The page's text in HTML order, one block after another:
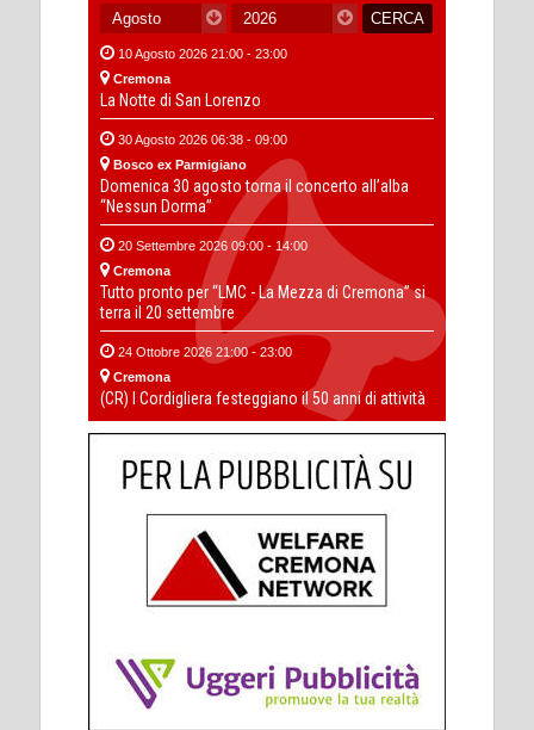
10 Agosto 2026 21:00 - 23:00
Cremona
La Notte di San Lorenzo
30 Agosto 2026 06:38 - 09:00
Bosco ex Parmigiano
Domenica 30 agosto torna il concerto all’alba
“Nessun Dorma”
20 Settembre 2026 09:00 - 14:00
Cremona
Tutto pronto per “LMC - La Mezza di Cremona” si
terra il 20 settembre
24 Ottobre 2026 21:00 - 23:00
Cremona
(CR) I Cordigliera festeggiano il 50 anni di attività